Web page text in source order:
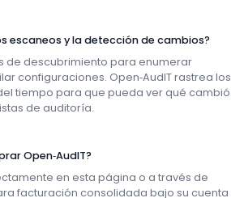
escaneos y la detección de cambios?
de descubrimiento para enumerar
configuraciones. Open‑AudIT rastrea los
tiempo para que pueda ver qué cambió
de auditoría.
Open‑AudIT?
en esta página o a través de
facturación consolidada bajo su cuenta